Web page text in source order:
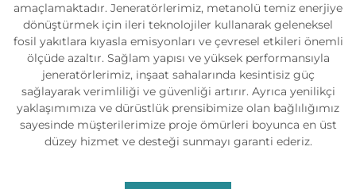
amaçlamaktadır. Jeneratörlerimiz, metanolü temiz enerjiye
dönüştürmek için ileri teknolojiler kullanarak geleneksel
fosil yakıtlara kıyasla emisyonları ve çevresel etkileri önemli
ölçüde azaltır. Sağlam yapısı ve yüksek performansıyla
jeneratörlerimiz, inşaat sahalarında kesintisiz güç
sağlayarak verimliliği ve güvenliği artırır. Ayrıca yenilikçi
yaklaşımımıza ve dürüstlük prensibimize olan bağlılığımız
sayesinde müşterilerimize proje ömürleri boyunca en üst
düzey hizmet ve desteği sunmayı garanti ederiz.